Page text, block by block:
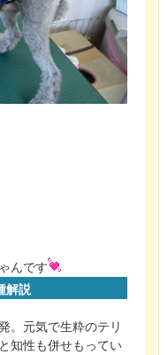
んです
解説
。元気で生粋のテリ
知性も併せもってい